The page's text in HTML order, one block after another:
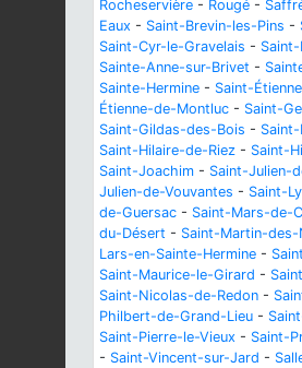
Rocheservière - Rougé -
Eaux - Saint-Brevin-les-Pins -
Saint-Cyr-le-Gravelais -
Sainte-Anne-sur-Brivet -
Sainte-Hermine - Saint-
Étienne-de-Montluc - Saint-
Saint-Gildas-des-Bois -
Saint-Hilaire-de-Riez - Saint-
Saint-Joachim - Saint-Julien-
Julien-de-Vouvantes - Saint-
de-Guersac - Saint-Mars-de-
du-Désert - Saint-Martin-des-
Lars-en-Sainte-Hermine -
Saint-Maurice-le-Girard -
Saint-Nicolas-de-Redon -
Philbert-de-Grand-Lieu -
Saint-Pierre-le-Vieux - Saint-
- Saint-Vincent-sur-Jard -